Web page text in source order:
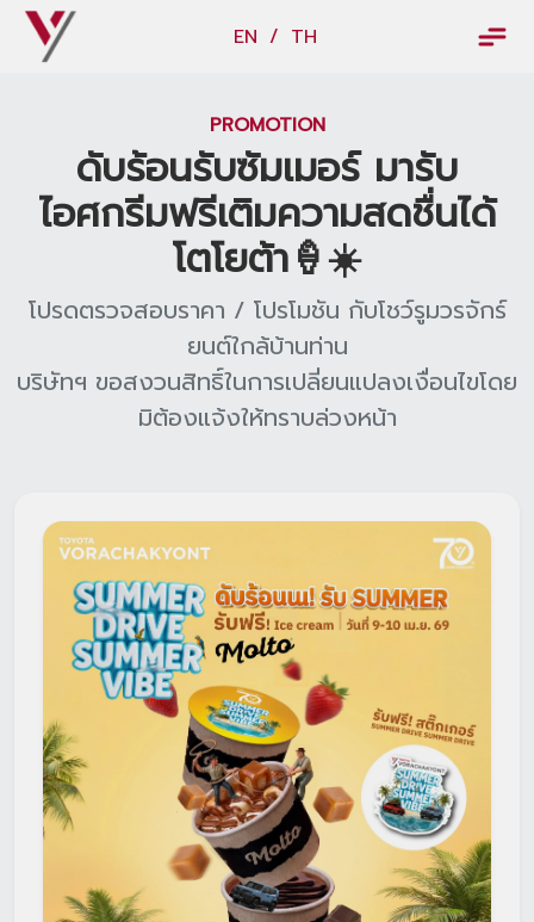
EN / TH ×
เกี่ยวกับเรา
ปฏิทินกิจกรรมและวันหยุด
รุ่นรถ
โปรโมชั่น
โปรโมชั่น
โปรโมชั่นบริการหลังการขาย
กิจกรรม
สาขาของเรา
ติดต่อเราและนัดหมาย
PROMOTION
ดับร้อนรับซัมเมอร์ มารับ
ไอศกรีมฟรีเติมความสดชื่นได้
โตโยต้า🍦☀️
โปรดตรวจสอบราคา / โปรโมชัน กับโชว์รูมวรจักร์
ยนต์ใกล้บ้านท่าน
บริษัทฯ ขอสงวนสิทธิ์ในการเปลี่ยนแปลงเงื่อนไขโดย
มิต้องแจ้งให้ทราบล่วงหน้า